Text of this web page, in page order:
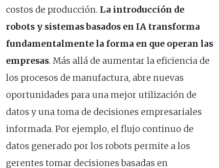
costos de producción. La introducción de
robots y sistemas basados en IA transforma
fundamentalmente la forma en que operan las
empresas. Más allá de aumentar la eficiencia de
los procesos de manufactura, abre nuevas
oportunidades para una mejor utilización de
datos y una toma de decisiones empresariales
informada. Por ejemplo, el flujo continuo de
datos generado por los robots permite a los
gerentes tomar decisiones basadas en